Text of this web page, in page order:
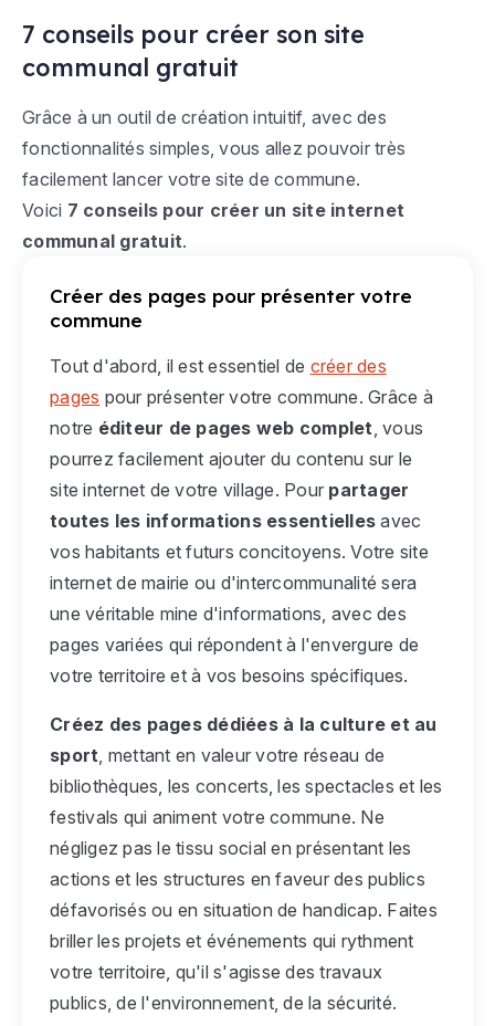
7 conseils pour créer son site
communal gratuit
Grâce à un outil de création intuitif, avec des
fonctionnalités simples, vous allez pouvoir très
facilement lancer votre site de commune.
Voici 7 conseils pour créer un site internet
communal gratuit.
Créer des pages pour présenter votre
commune
Tout d'abord, il est essentiel de créer des
pages pour présenter votre commune. Grâce à
notre éditeur de pages web complet, vous
pourrez facilement ajouter du contenu sur le
site internet de votre village. Pour partager
toutes les informations essentielles avec
vos habitants et futurs concitoyens. Votre site
internet de mairie ou d'intercommunalité sera
une véritable mine d'informations, avec des
pages variées qui répondent à l'envergure de
votre territoire et à vos besoins spécifiques.
Créez des pages dédiées à la culture et au
sport, mettant en valeur votre réseau de
bibliothèques, les concerts, les spectacles et les
festivals qui animent votre commune. Ne
négligez pas le tissu social en présentant les
actions et les structures en faveur des publics
défavorisés ou en situation de handicap. Faites
briller les projets et événements qui rythment
votre territoire, qu'il s'agisse des travaux
publics, de l'environnement, de la sécurité.